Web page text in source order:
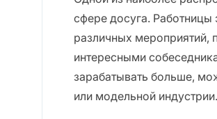
сфере досуга. Работницы
различных мероприятий,
интересными
зарабатывать больше,
или модельной индустрии.